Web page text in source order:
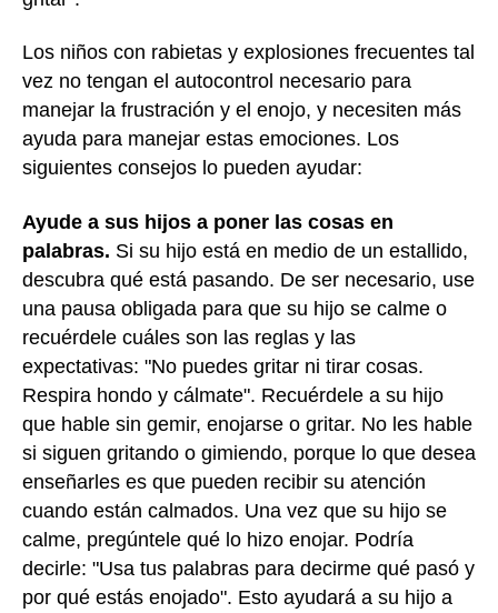
Los niños con rabietas y explosiones frecuentes tal
vez no tengan el autocontrol necesario para
manejar la frustración y el enojo, y necesiten más
ayuda para manejar estas emociones. Los
siguientes consejos lo pueden ayudar:
Ayude a sus hijos a poner las cosas en
palabras. Si su hijo está en medio de un estallido,
descubra qué está pasando. De ser necesario, use
una pausa obligada para que su hijo se calme o
recuérdele cuáles son las reglas y las
expectativas: "No puedes gritar ni tirar cosas.
Respira hondo y cálmate". Recuérdele a su hijo
que hable sin gemir, enojarse o gritar. No les hable
si siguen gritando o gimiendo, porque lo que desea
enseñarles es que pueden recibir su atención
cuando están calmados. Una vez que su hijo se
calme, pregúntele qué lo hizo enojar. Podría
decirle: "Usa tus palabras para decirme qué pasó y
por qué estás enojado". Esto ayudará a su hijo a